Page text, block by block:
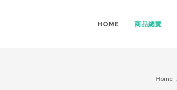
HOME 商品總覽
Home